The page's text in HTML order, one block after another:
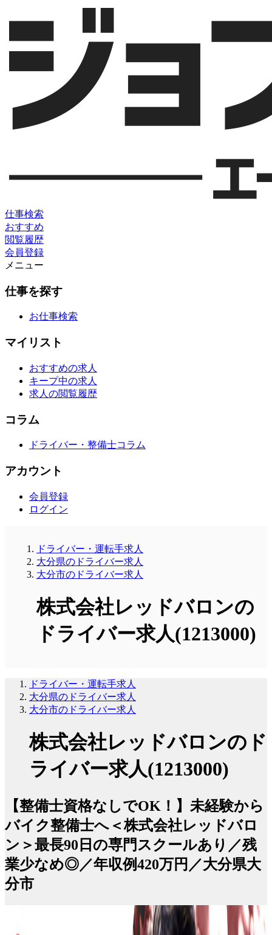
仕事検索
おすすめ
閲覧履歴
会員登録
メニュー
仕事を探す
お仕事検索
マイリスト
おすすめの求人
キープ中の求人
求人の閲覧履歴
コラム
ドライバー・整備士コラム
アカウント
会員登録
ログイン
ドライバー・運転手求人
大分県のドライバー求人
大分市のドライバー求人
株式会社レッドバロンの
ドライバー求人(1213000)
ドライバー・運転手求人
大分県のドライバー求人
大分市のドライバー求人
株式会社レッドバロンのド
ライバー求人(1213000)
【整備士資格なしでOK！】未経験から
バイク整備士へ＜株式会社レッドバロ
ン＞最長90日の専門スクールあり／残
業少なめ◎／年収例420万円／大分県大
分市